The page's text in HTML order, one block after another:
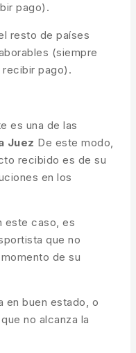
pago).
resto de países
(siempre
pago).
es una de las
Juez De este modo,
recibido es de su
en los
este caso, es
que no
de su
en buen estado, o
no alcanza la